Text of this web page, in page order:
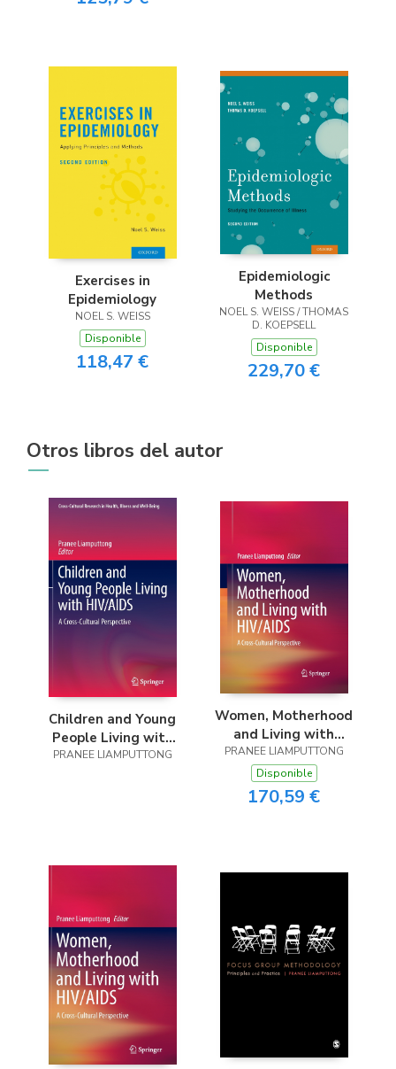
Exercises in
Epidemiology
NOEL S. WEISS
Disponible
118,47 €
Epidemiologic
Methods
NOEL S. WEISS / THOMAS
D. KOEPSELL
Disponible
229,70 €
Otros libros del autor
Children and Young
People Living with
HIV/AIDS
PRANEE LIAMPUTTONG
Women, Motherhood
and Living with
HIV/AIDS
PRANEE LIAMPUTTONG
Disponible
170,59 €